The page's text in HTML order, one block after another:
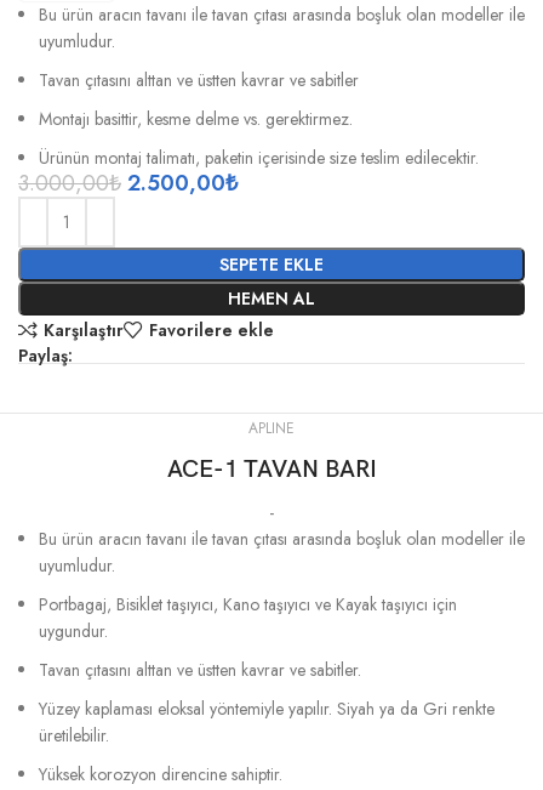
Bu ürün aracın tavanı ile tavan çıtası arasında boşluk olan modeller ile
uyumludur.
Tavan çıtasını alttan ve üstten kavrar ve sabitler
Montajı basittir, kesme delme vs. gerektirmez.
Ürünün montaj talimatı, paketin içerisinde size teslim edilecektir.
3.000,00₺2.500,00₺
SEPETE EKLE
HEMEN AL
Karşılaştır
Favorilere ekle
Paylaş:
APLINE
ACE-1 TAVAN BARI
-
Bu ürün aracın tavanı ile tavan çıtası arasında boşluk olan modeller ile
uyumludur.
Portbagaj, Bisiklet taşıyıcı, Kano taşıyıcı ve Kayak taşıyıcı için
uygundur.
Tavan çıtasını alttan ve üstten kavrar ve sabitler.
Yüzey kaplaması eloksal yöntemiyle yapılır. Siyah ya da Gri renkte
üretilebilir.
Yüksek korozyon direncine sahiptir.